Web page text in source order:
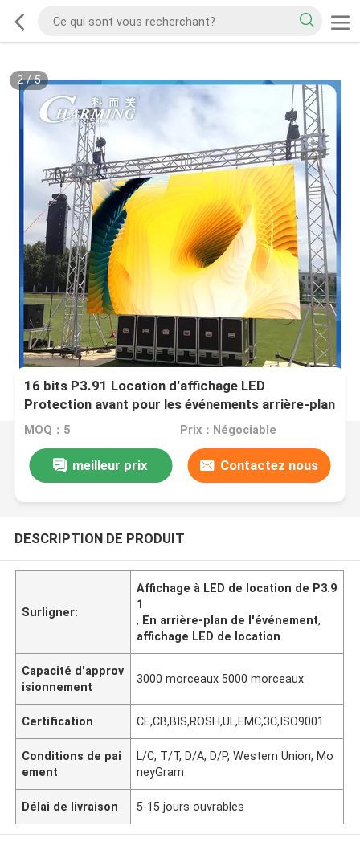
2/5
16 bits P3.91 Location d'affichage LED
Protection avant pour les événements arrière-plan
en extérieur
MOQ：5 Prix：Négociable
meilleur prix Contactez nous
DESCRIPTION DE PRODUIT
Surligner:
Affichage à LED de location de P3.9
1
, En arrière-plan de l'événement,
affichage LED de location
Capacité d'approv
isionnement
3000 morceaux 5000 morceaux
Certification CE,CB,BIS,ROSH,UL,EMC,3C,ISO9001
Conditions de pai
ement
L/C, T/T, D/A, D/P, Western Union, Mo
neyGram
Délai de livraison 5-15 jours ouvrables